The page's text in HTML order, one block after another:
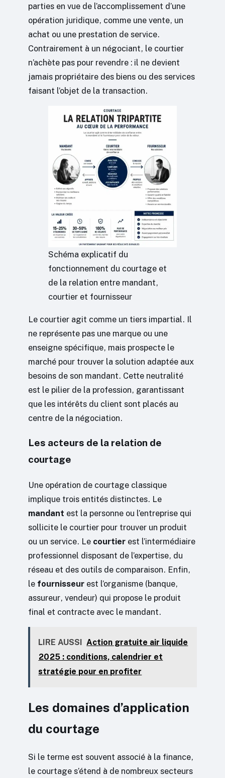
parties en vue de l’accomplissement d’une
opération juridique, comme une vente, un
achat ou une prestation de service.
Contrairement à un négociant, le courtier
n’achète pas pour revendre : il ne devient
jamais propriétaire des biens ou des services
faisant l’objet de la transaction.
Schéma explicatif du
fonctionnement du courtage et
de la relation entre mandant,
courtier et fournisseur
Le courtier agit comme un tiers impartial. Il
ne représente pas une marque ou une
enseigne spécifique, mais prospecte le
marché pour trouver la solution adaptée aux
besoins de son mandant. Cette neutralité
est le pilier de la profession, garantissant
que les intérêts du client sont placés au
centre de la négociation.
Les acteurs de la relation de
courtage
Une opération de courtage classique
implique trois entités distinctes. Le
mandant est la personne ou l’entreprise qui
sollicite le courtier pour trouver un produit
ou un service. Le courtier est l’intermédiaire
professionnel disposant de l’expertise, du
réseau et des outils de comparaison. Enfin,
le fournisseur est l’organisme (banque,
assureur, vendeur) qui propose le produit
final et contracte avec le mandant.
LIRE AUSSI
Action gratuite air liquide
2025 : conditions, calendrier et
stratégie pour en profiter
Les domaines d’application
du courtage
Si le terme est souvent associé à la finance,
le courtage s’étend à de nombreux secteurs